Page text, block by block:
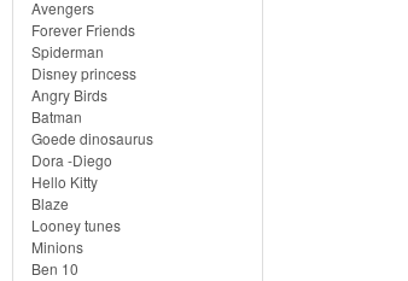
Shimmer
&
Shine
Little
Dutch
PJ
Avengers
Forever Friends
Spiderman
Disney princess
Angry Birds
Batman
Goede dinosaurus
Dora -Diego
Hello Kitty
Blaze
Looney tunes
Minions
Ben 10